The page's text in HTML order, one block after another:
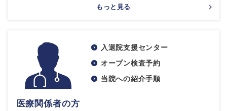
もっと見る
医療関係者の方
入退院支援センター
オープン検査予約
当院への紹介手順